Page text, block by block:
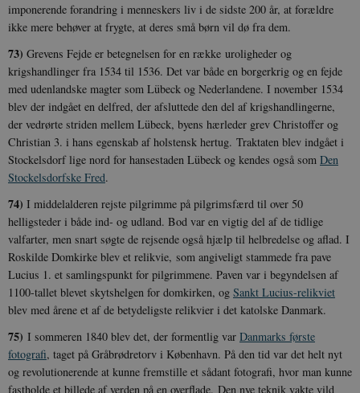
imponerende forandring i menneskers liv i de sidste 200 år, at forældre
ikke mere behøver at frygte, at deres små børn vil dø fra dem.
73) Grevens Fejde er betegnelsen for en række uroligheder og
krigshandlinger fra 1534 til 1536. Det var både en borgerkrig og en fejde
med udenlandske magter som Lübeck og Nederlandene. I november 1534
blev der indgået en delfred, der afsluttede den del af krigshandlingerne,
der vedrørte striden mellem Lübeck, byens hærleder grev Christoffer og
Christian 3. i hans egenskab af holstensk hertug. Traktaten blev indgået i
Stockelsdorf lige nord for hansestaden Lübeck og kendes også som Den
Stockelsdorfske Fred.
74) I middelalderen rejste pilgrimme på pilgrimsfærd til over 50
helligsteder i både ind- og udland. Bod var en vigtig del af de tidlige
valfarter, men snart søgte de rejsende også hjælp til helbredelse og aflad. I
Roskilde Domkirke blev et relikvie, som angiveligt stammede fra pave
Lucius 1. et samlingspunkt for pilgrimmene. Paven var i begyndelsen af
1100-tallet blevet skytshelgen for domkirken, og Sankt Lucius-relikviet
blev med årene et af de betydeligste relikvier i det katolske Danmark.
75) I sommeren 1840 blev det, der formentlig var Danmarks første
fotografi, taget på Gråbrødretorv i København. På den tid var det helt nyt
og revolutionerende at kunne fremstille et sådant fotografi, hvor man kunne
fastholde et billede af verden på en overflade. Den nye teknik vakte vild
CloudFront-
Created-At
.h5p.com Session
_gat_UA-
8822943-1
.danmarkshistorien.dk
58
sekunder